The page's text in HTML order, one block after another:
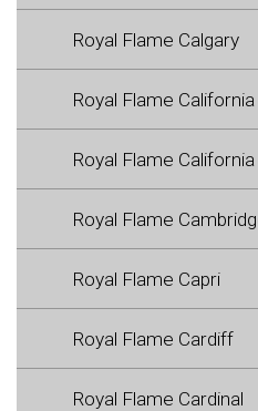
Royal Flame Calgary
Royal Flame California
Royal Flame
Royal Flame
Royal Flame Capri
Royal Flame Cardiff
Royal Flame Cardinal